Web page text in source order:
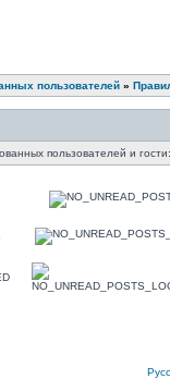
пользователей »
пользователей и